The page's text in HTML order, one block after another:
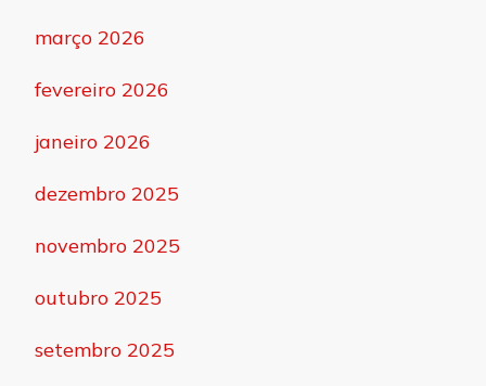
março 2026
fevereiro 2026
janeiro 2026
dezembro 2025
novembro 2025
outubro 2025
setembro 2025